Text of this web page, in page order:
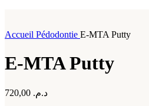
Accueil Pédodontie E-MTA Putty
E-MTA Putty
د.م.